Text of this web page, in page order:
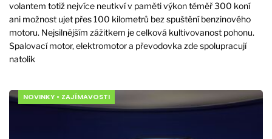
volantem totiž nejvíce neutkví v paměti výkon téměř 300 koní
ani možnost ujet přes 100 kilometrů bez spuštění benzinového
motoru. Nejsilnějším zážitkem je celková kultivovanost pohonu.
Spalovací motor, elektromotor a převodovka zde spolupracují
natolik
NOVINKY • ZAJÍMAVOSTI